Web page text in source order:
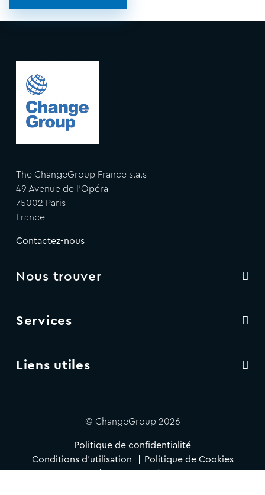
The ChangeGroup France s.a.s
49 Avenue de l'Opéra
75002 Paris
France
Contactez-nous
Nous trouver
Services
Liens utiles
© ChangeGroup 2026
Politique de confidentialité
Conditions d'utilisation
Politique de Cookies